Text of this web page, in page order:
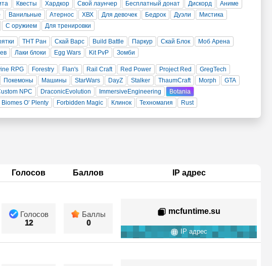
Квесты Хардкор Свой лаунчер Бесплатный донат Дискорд
Аниме
Ванильные Атернос ХВХ Для девочек Бедрок Дуэли
Мистика
С оружием Для тренировки
ТНТ Ран Скай Варс Build Battle Паркур Скай Блок
Моб Арена
Лаки блоки Egg Wars Kit PvP Зомби
RPG Forestry Flan's Rail Craft Red Power Project Red
GregTech
Покемоны Машины StarWars DayZ Stalker ThaumCraft Morph
GTA
NPC DraconicEvolution ImmersiveEngineering
Botania
Biomes O’ Plenty Forbidden Magic Клинок Техномагия Rust
Голосов Баллов IP адрес
Голосов
12
Баллы
0
mcfuntime.su
IP адрес